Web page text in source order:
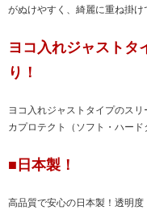
がぬけやすく、綺麗に重ね掛け
ヨコ入れジャストタ
り！
ヨコ入れジャストタイプのス
カプロテクト（ソフト・ハー
■日本製！
高品質で安心の日本製！透明度